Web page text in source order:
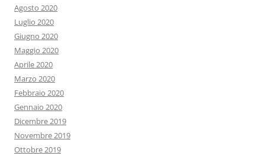
Agosto 2020
Luglio 2020
Giugno 2020
Maggio 2020
Aprile 2020
Marzo 2020
Febbraio 2020
Gennaio 2020
Dicembre 2019
Novembre 2019
Ottobre 2019